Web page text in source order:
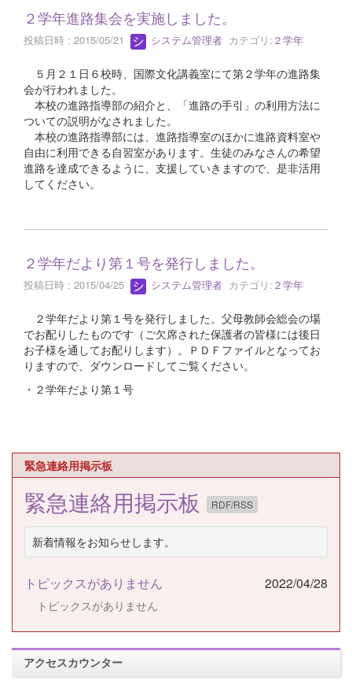
２学年進路集会を実施しました。
投稿日時 : 2015/05/21 システム管理者 カテゴリ: ２学年
５月２１日６校時、国際文化講義室にて第２学年の進路集
会が行われました。
本校の進路指導部の紹介と、「進路の手引」の利用方法に
ついての説明がなされました。
本校の進路指導部には、進路指導室のほかに進路資料室や
自由に利用できる自習室があります。生徒のみなさんの希望
進路を達成できるように、支援していきますので、是非活用
してください。
２学年だより第１号を発行しました。
投稿日時 : 2015/04/25 システム管理者 カテゴリ: ２学年
２学年だより第１号を発行しました。父母教師会総会の場
でお配りしたものです（ご欠席された保護者の皆様には後日
お子様を通してお配りします）。ＰＤＦファイルとなってお
りますので、ダウンロードしてご覧ください。
・２学年だより第１号
緊急連絡用掲示板
緊急連絡用掲示板 RDF/RSS
新着情報をお知らせします。
トピックスがありません 2022/04/28
トピックスがありません
アクセスカウンター